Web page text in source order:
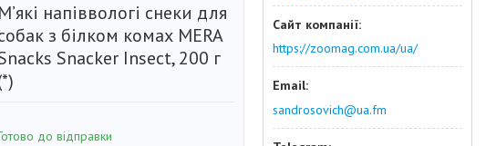
М’які напіввологі снеки для
з білком комах MERA
Snacker Insect, 200 г
до відправки
https://zoomag.com.ua/ua/
sandrosovich@ua.fm